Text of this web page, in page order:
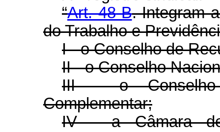
“Art. 48-B. Integram
do Trabalho e
I - o Conselho de
II - o Conselho
III - o Conselho
Complementar;
IV - a Câmara de